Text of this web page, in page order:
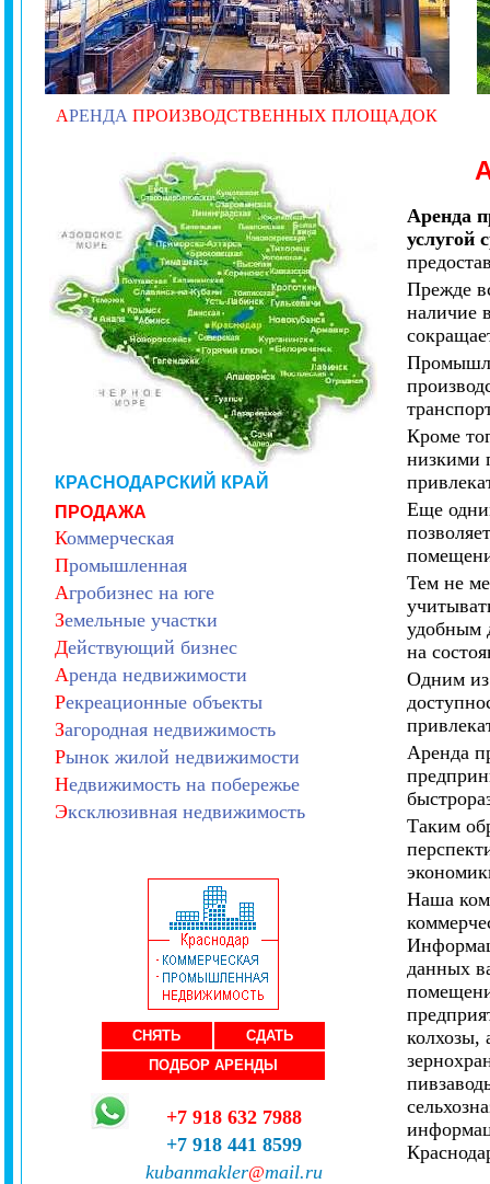
АРЕНДА ПРОИЗВОДСТВЕННЫХ ПЛОЩАДОК
КРАСНОДАРСКИЙ КРАЙ
ПРОДАЖА
Коммерческая
Промышленная
Агробизнес на юге
Земельные участки
Действующий бизнес
Аренда недвижимости
Рекреационные объекты
Загородная недвижимость
Рынок жилой недвижимости
Недвижимость на побережье
Эксклюзивная недвижимость
СНЯТЬ
СДАТЬ
ПОДБОР АРЕНДЫ
+7 918 632 7988
+7 918 441 8599
kubanmakler@mail.ru
Аренда
услугой
Прежде
наличие
Кроме
низкими
Еще
Тем не
удобным
на
Одним из
Аренда
Таким
Наша
данных